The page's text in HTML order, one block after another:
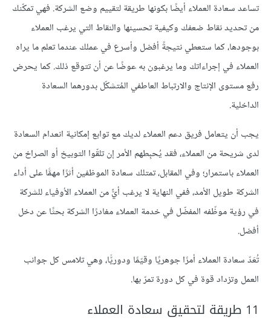
تساعد سعادة العملاء أيضًا بكونها طريقة لتقييم وضع الشركة. فهي تمكّنك
من تحديد نقاط ضعفك وكيفية تحسينها والنقاط التي يرغب العملاء
بوجودها، كما ستعطي نتيجةً أفضل وأسرع في عملك عندما تعلم ما يراه
العملاء في إجراءاتك وما يرغبون به عوضًا عن أن تتوقع ذلك. كما يحرض
رفع مستوى الإنتاج والارتباط العاطفي المُتشكّل بدورهما السعادة
الداخلية.
يجب أن يتعامل فريق دعم العملاء لديك مع توابع إمكانية انعدام السعادة
لدى شريحة من العملاء، فقد يُحبِطهم الأمر إن تلقّوا التوبيخ أو الصراخ من
العملاء باستمرار؛ وفي المقابل، تمتلك سعادة الموظفين أثرًا مهمًّا على أداء
الشركة طويل الأمد، ففي النهاية لا يرغب أيٌّ من العملاء الأوفياء للشركة
في رؤية موظّفه المفضّل في خدمة العملاء مغادرًا الشركة بحثًا عن دخل
أفضل.
تُعَدّ سعادة العملاء أمرًا جوهريًا وقيّمًا ودوريًّا، وهي تلامس كل جوانب
العمل وتزداد قوة في كل دورة تمرّ بها.
11 طريقة لتحقيق سعادة العملاء